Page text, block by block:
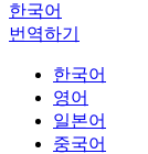
한국어
번역하기
한국어
영어
일본어
중국어